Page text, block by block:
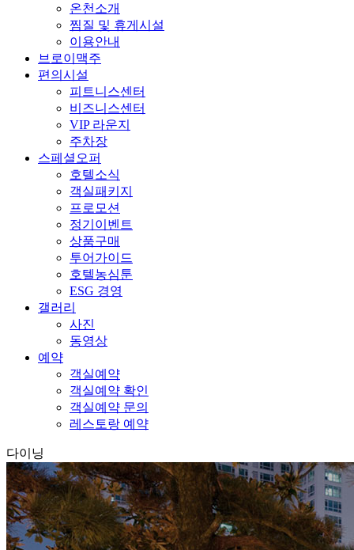
온천소개
찜질 및 휴게시설
이용안내
브로이맥주
편의시설
피트니스센터
비즈니스센터
VIP 라운지
주차장
스페셜오퍼
호텔소식
객실패키지
프로모션
정기이벤트
상품구매
투어가이드
호텔농심툰
ESG 경영
갤러리
사진
동영상
예약
객실예약
객실예약 확인
객실예약 문의
레스토랑 예약
다이닝